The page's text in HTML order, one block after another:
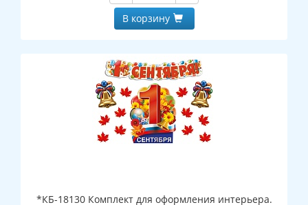
В корзину
*КБ-18130 Комплект для оформления интерьера.